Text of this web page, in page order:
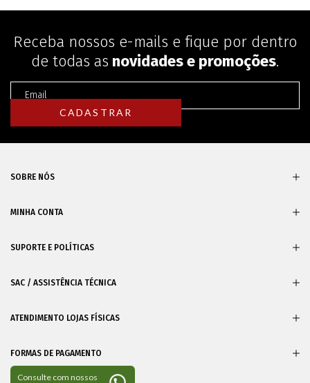
Receba nossos e-mails e fique por dentro
de todas as novidades e promoções.
SOBRE NÓS
MINHA CONTA
SUPORTE E POLÍTICAS
SAC / ASSISTÊNCIA TÉCNICA
ATENDIMENTO LOJAS FÍSICAS
FORMAS DE PAGAMENTO